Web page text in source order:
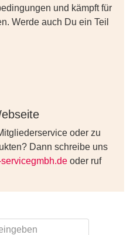
und kämpft für
Werde auch Du ein Teil
oder zu
Dann schreibe uns
oder ruf